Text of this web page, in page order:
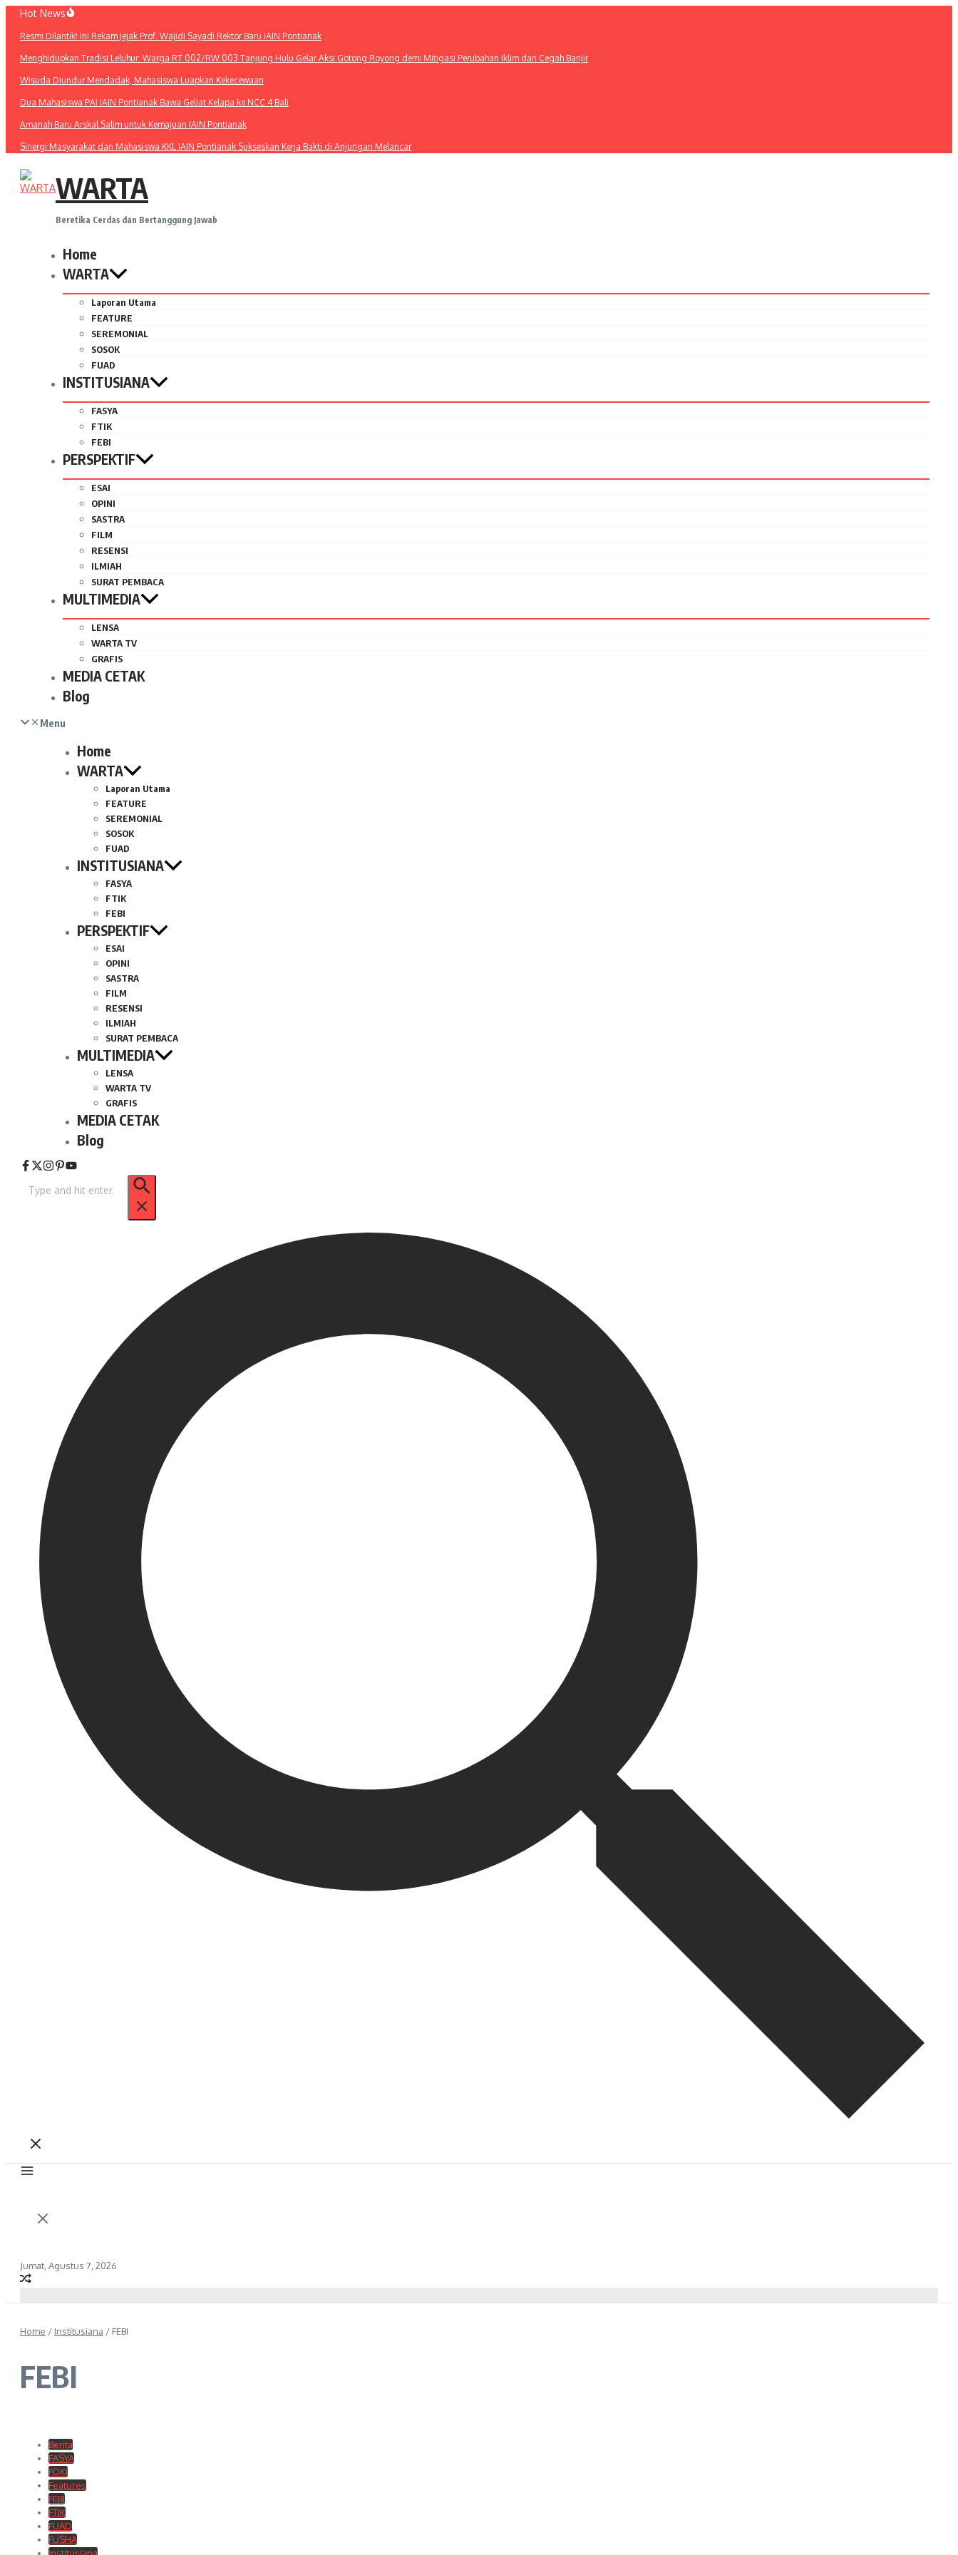
Lewati
konten
Hot News
Resmi Dilantik! Ini Rekam Jejak Prof. Wajidi Sayadi Rektor Baru IAIN Pontianak
Menghidupkan Tradisi Leluhur: Warga RT 002/RW 003 Tanjung Hulu Gelar Aksi Gotong Royong demi Mitigasi Perubahan Iklim dan Cegah Banjir
Wisuda Diundur Mendadak, Mahasiswa Luapkan Kekecewaan
Dua Mahasiswa PAI IAIN Pontianak Bawa Geliat Kelapa ke NCC 4 Bali
Amanah Baru Arskal Salim untuk Kemajuan IAIN Pontianak
Sinergi Masyarakat dan Mahasiswa KKL IAIN Pontianak Sukseskan Kerja Bakti di Anjungan Melancar
WARTA
Beretika Cerdas dan Bertanggung Jawab
Home
WARTA
Laporan Utama
FEATURE
SEREMONIAL
SOSOK
FUAD
INSTITUSIANA
FASYA
FTIK
FEBI
PERSPEKTIF
ESAI
OPINI
SASTRA
FILM
RESENSI
ILMIAH
SURAT PEMBACA
MULTIMEDIA
LENSA
WARTA TV
GRAFIS
MEDIA CETAK
Blog
Menu
Home
WARTA
Laporan Utama
FEATURE
SEREMONIAL
SOSOK
FUAD
INSTITUSIANA
FASYA
FTIK
FEBI
PERSPEKTIF
ESAI
OPINI
SASTRA
FILM
RESENSI
ILMIAH
SURAT PEMBACA
MULTIMEDIA
LENSA
WARTA TV
GRAFIS
MEDIA CETAK
Blog
untuk:
Jumat, Agustus 7, 2026
Home / Institusiana / FEBI
FEBI
Berita
FASYA
FDKI
Features
FEBI
FTIK
FUAD
FUSHA